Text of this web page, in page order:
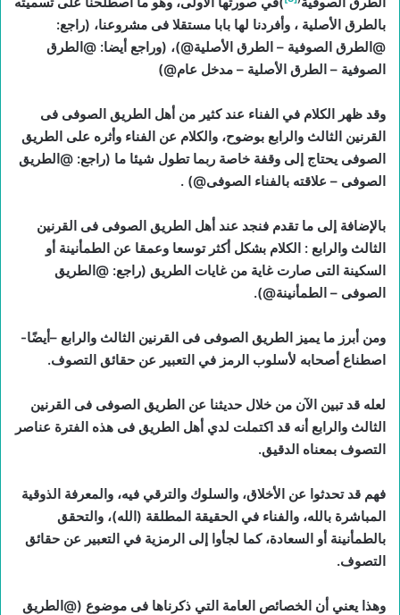
بالطرق الأصلية ، وأفردنا لها بابا مستقلا فى مشروعنا، (راجع:
@الطرق الصوفية – الطرق الأصلية@)، (وراجع أيضا: @الطرق
الصوفية – الطرق الأصلية – مدخل عام@)
وقد ظهر الكلام في الفناء عند كثير من أهل الطريق الصوفى فى
القرنين الثالث والرابع بوضوح، والكلام عن الفناء وأثره على الطريق
الصوفى يحتاج إلى وقفة خاصة ربما تطول شيئا ما (راجع: @الطريق
الصوفى – علاقته بالفناء الصوفى@) .
بالإضافة إلى ما تقدم فنجد عند أهل الطريق الصوفى فى القرنين
الثالث والرابع : الكلام بشكل أكثر توسعا وعمقا عن الطمأنينة أو
السكينة التى صارت غاية من غايات الطريق (راجع: @الطريق
الصوفى – الطمأنينة@).
ومن أبرز ما يميز الطريق الصوفى فى القرنين الثالث والرابع –أيضًا-
اصطناع أصحابه لأسلوب الرمز في التعبير عن حقائق التصوف.
لعله قد تبين الآن من خلال حديثنا عن الطريق الصوفى فى القرنين
الثالث والرابع أنه قد اكتملت لدي أهل الطريق فى هذه الفترة عناصر
التصوف بمعناه الدقيق.
فهم قد تحدثوا عن الأخلاق، والسلوك والترقي فيه، والمعرفة الذوقية
المباشرة بالله، والفناء في الحقيقة المطلقة (الله)، والتحقق
بالطمأنينة أو السعادة، كما لجأوا إلى الرمزية في التعبير عن حقائق
التصوف.
وهذا يعني أن الخصائص العامة التي ذكرناها فى موضوع (@الطريق